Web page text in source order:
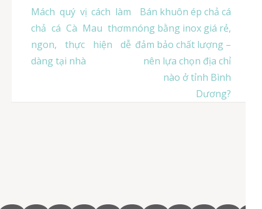
Điều
hướng
bài
viết
Mách quý vị cách làm
chả cá Cà Mau thơm
ngon, thực hiện dễ
dàng tại nhà
Bán khuôn ép chả cá
nóng bằng inox giá rẻ,
đảm bảo chất lượng –
nên lựa chọn địa chỉ
nào ở tỉnh Bình
Dương?